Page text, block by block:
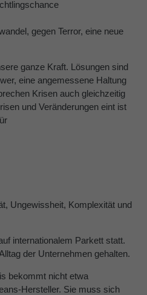
consectetuer
dolor. Aenean massa.
et magnis dis parturient
mus. Donec quam felis,
gegen Terror, eine neue
ganze Kraft. Lösungen sind
eine angemessene Haltung
Krisen auch gleichzeitig
und Veränderungen eint ist
Ungewissheit, Komplexität und
internationalem Parkett statt.
der Unternehmen gehalten.
bekommt nicht etwa
Hersteller. Sie muss sich